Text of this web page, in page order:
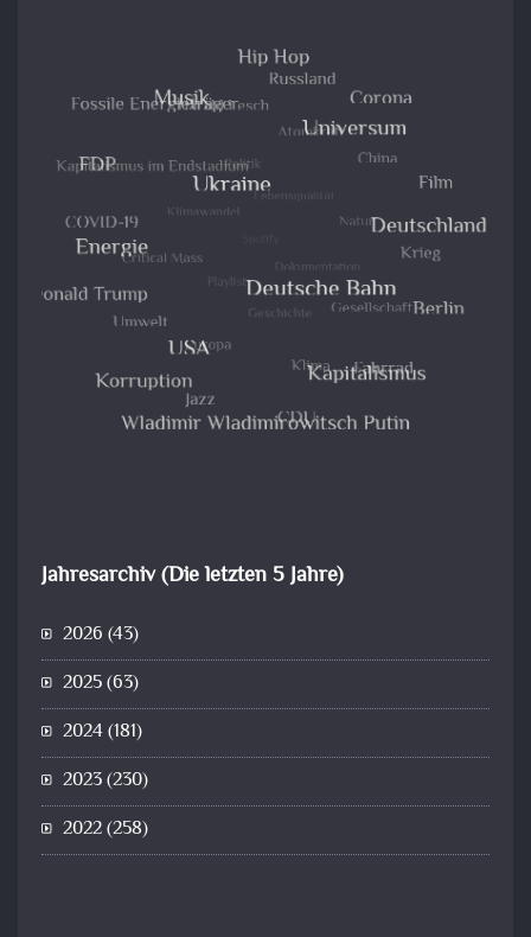
Jahresarchiv (Die letzten 5 Jahre)
2026 (43)
2025(63)
2024(181)
2023(230)
2022(258)